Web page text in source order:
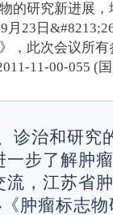
的研究新进展
月23日
，此次会议所
11-00-055 (
诊治和研究
步了解肿
，江苏省
肿瘤标志